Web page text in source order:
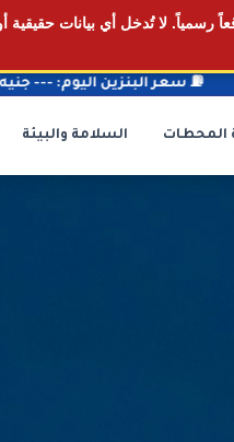
رسمياً. لا تُدخل أي بيانات
⛽ سعر الجازولين: ---
المحطات السلامة والبيئة